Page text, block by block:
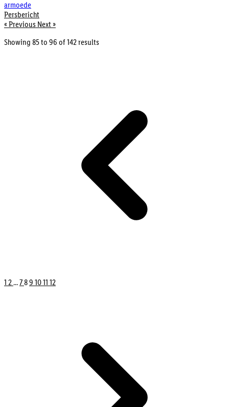
armoede
Persbericht
« Previous Next »
Showing 85to 96 of142results
1 2 ...789 1011 12